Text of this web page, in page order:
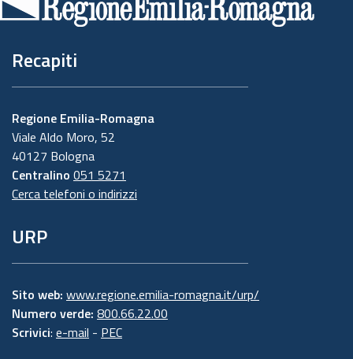
pagina
Recapiti
Regione Emilia-Romagna
Viale Aldo Moro, 52
40127 Bologna
Centralino 051 5271
Cerca telefoni o indirizzi
URP
Sito web: www.regione.emilia-romagna.it/urp/
Numero verde: 800.66.22.00
Scrivici: e-mail - PEC